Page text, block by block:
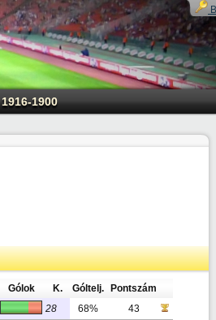
1916-1900
Gólok K. Góltelj.
Pontszám
28 68%
43